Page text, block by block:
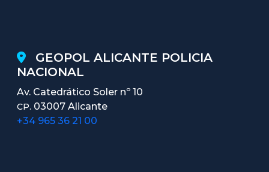
GEOPOL ALICANTE POLICIA
NACIONAL
Av. Catedrático Soler nº 10
CP. 03007 Alicante
+34 965 36 21 00